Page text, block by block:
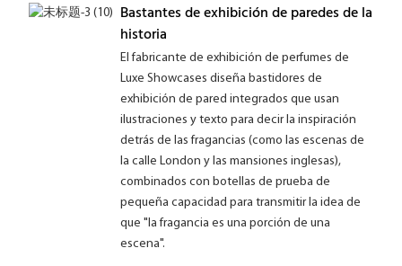
Bastantes de exhibición de paredes de la
historia
El fabricante de exhibición de perfumes de
Luxe Showcases diseña bastidores de
exhibición de pared integrados que usan
ilustraciones y texto para decir la inspiración
detrás de las fragancias (como las escenas de
la calle London y las mansiones inglesas),
combinados con botellas de prueba de
pequeña capacidad para transmitir la idea de
que "la fragancia es una porción de una
escena".